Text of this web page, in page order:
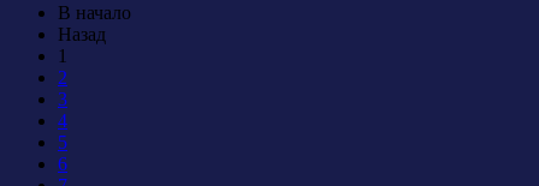
В начало
Назад
1
2
3
4
5
6